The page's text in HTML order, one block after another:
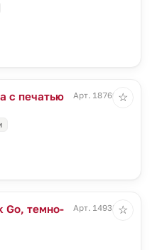
с печатью
Арт. 18769.00
☆
Go, темно-
Арт. 14938.31
☆